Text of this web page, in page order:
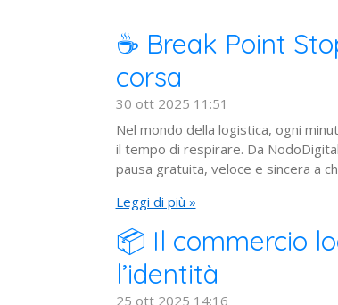
☕ Break Point
corsa
30 ott 2025 11:51
Nel mondo della logistica, ogni
il tempo di respirare. Da
pausa gratuita, veloce e sincera a
Leggi di più »
📦 Il commercio
l’identità
25 ott 2025 14:16